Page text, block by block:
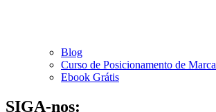
Blog
Curso de Posicionamento de Marca
Ebook Grátis
SIGA-nos: